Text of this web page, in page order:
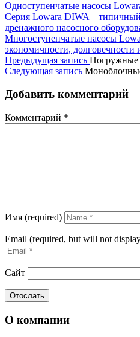
Одноступенчатые насосы
Серия Lowara DIWA –
дренажного насосного
Многоступенчатые насосы
экономичности, долговечности
Предыдущая запись Погружные
Следующая запись
Добавить комментарий
Комментарий *
Имя (required)
Email (required, but will not
Сайт
О компании